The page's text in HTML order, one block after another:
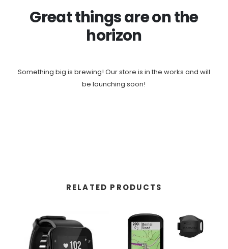
Great things are on the
horizon
Something big is brewing! Our store is in the works and will
be launching soon!
RELATED PRODUCTS